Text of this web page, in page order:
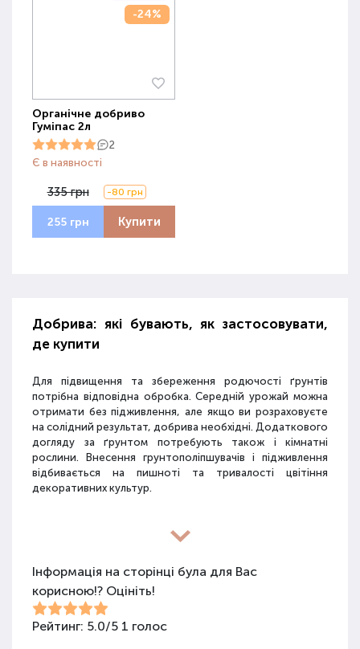
-24%
Органічне добриво
Гуміпас 2л
2
Є в наявності
335 грн -80 грн
255 грн Купити
Добрива: які бувають, як застосовувати,
де купити
Для підвищення та збереження родючості ґрунтів
потрібна відповідна обробка. Середній урожай можна
отримати без підживлення, але якщо ви розраховуєте
на солідний результат, добрива необхідні. Додаткового
догляду за ґрунтом потребують також і кімнатні
рослини. Внесення грунтополіпшувачів і підживлення
відбивається на пишноті та тривалості цвітіння
декоративних культур.
Різновиди засобів для покращення
Для покращення поживних якостей ґрунту
використовуються різні види засобів: мінеральні
добрива, органічні суміші, засоби змішаного типу,
Інформація на сторінці була для Вас
корисною!? Оцініть!
Рейтинг: 5.0/5 1 голос